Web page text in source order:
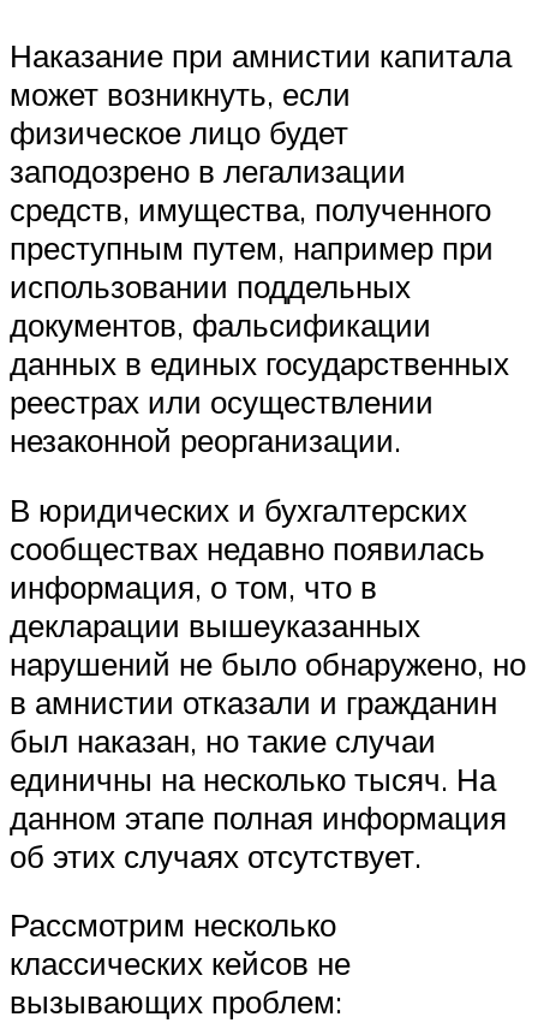
Наказание при амнистии капитала
может возникнуть, если
физическое лицо будет
заподозрено в легализации
средств, имущества, полученного
преступным путем, например при
использовании поддельных
документов, фальсификации
данных в единых государственных
реестрах или осуществлении
незаконной реорганизации.
В юридических и бухгалтерских
сообществах недавно появилась
информация, о том, что в
декларации вышеуказанных
нарушений не было обнаружено, но
в амнистии отказали и гражданин
был наказан, но такие случаи
единичны на несколько тысяч. На
данном этапе полная информация
об этих случаях отсутствует.
Рассмотрим несколько
классических кейсов не
вызывающих проблем: